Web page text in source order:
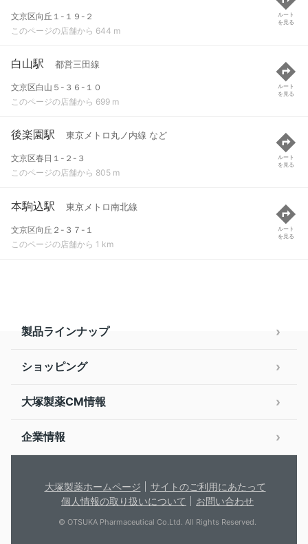
文京区向丘１-１９-２
このページの店舗から 644 m
ルート
を見る
白山駅 都営三田線
文京区白山５-３６-１０
このページの店舗から 699 m
ルート
を見る
後楽園駅 東京メトロ丸ノ内線 など
文京区春日１-２-３
このページの店舗から 805 m
ルート
を見る
本駒込駅 東京メトロ南北線
文京区向丘２-３７-１
このページの店舗から 1 km
ルート
を見る
製品ラインナップ
ショッピング
大塚製薬CM情報
企業情報
大塚製薬ホームページ
サイトのご利用にあたって
個人情報の取り扱いについて
お問い合わせ
© OTSUKA Pharmaceutical Co.Ltd. All Rights Reserved.